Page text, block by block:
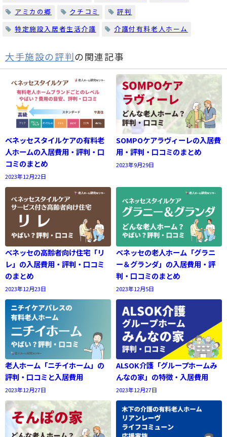
アミカの郷
クチコミ
評判
特定施設入居者生活介護
介護付有料老人ホーム
大手施設の評判の関連記事
ベネッセスタイルケアの有料老
人ホームの入居費用・評判・口
コミのまとめ
2023年12月22日
SOMPOケアラヴィーレの入居費
用・評判・口コミのまとめ
2023年9月29日
ベネッセの高齢者向け住宅「リ
レ」の入居費用・評判・口コミ
のまとめ
2023年12月23日
ベネッセの老人ホーム「グラニ
ー＆グランダ」の入居費用・評
判・口コミのまとめ
2023年12月5日
老人ホーム「ニチイホーム」の
評判・口コミと入居費用
2023年12月27日
ALSOK介護「グループホームみ
んなの家」の特徴・入居費用
2023年12月27日